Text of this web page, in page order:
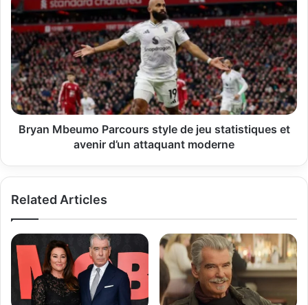
football
mondial
Mbeumo
Parcours
style
de
jeu
statistiques
et
avenir
d’un
Bryan Mbeumo Parcours style de jeu statistiques et
avenir d’un attaquant moderne
Related Articles